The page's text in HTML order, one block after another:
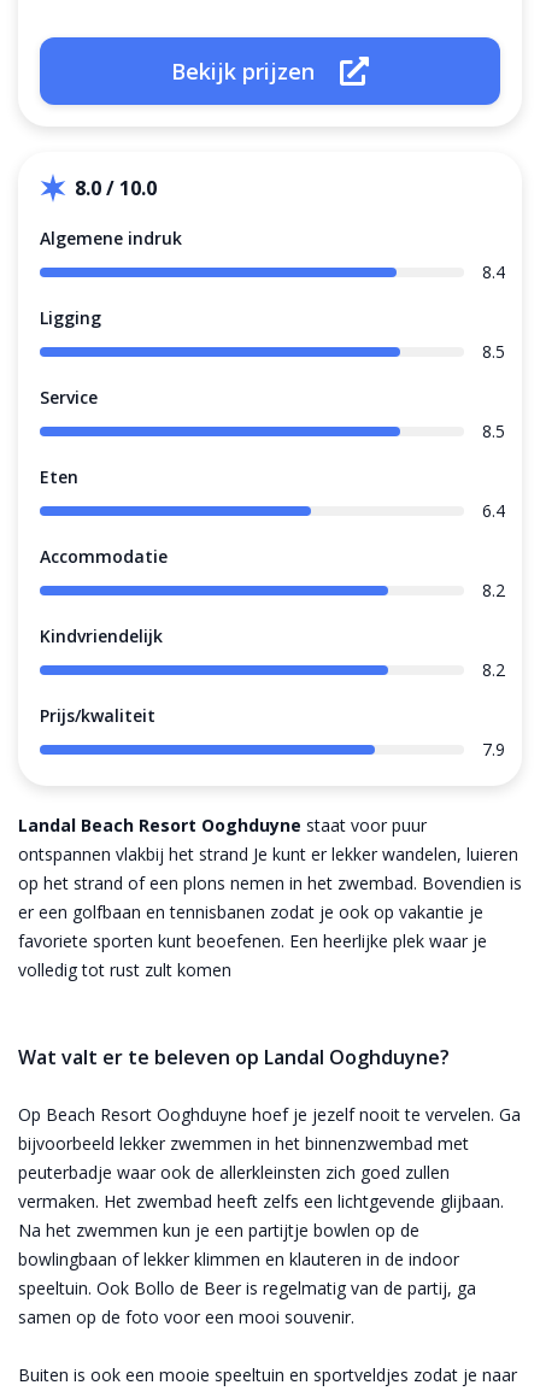
Landal Beach Resort Ooghduyne staat voor puur
ontspannen vlakbij het strand Je kunt er lekker wandelen, luieren
op het strand of een plons nemen in het zwembad. Bovendien is
er een golfbaan en tennisbanen zodat je ook op vakantie je
favoriete sporten kunt beoefenen. Een heerlijke plek waar je
volledig tot rust zult komen
Wat valt er te beleven op Landal Ooghduyne?
Op Beach Resort Ooghduyne hoef je jezelf nooit te vervelen. Ga
bijvoorbeeld lekker zwemmen in het binnenzwembad met
peuterbadje waar ook de allerkleinsten zich goed zullen
vermaken. Het zwembad heeft zelfs een lichtgevende glijbaan.
Na het zwemmen kun je een partijtje bowlen op de
bowlingbaan of lekker klimmen en klauteren in de indoor
speeltuin. Ook Bollo de Beer is regelmatig van de partij, ga
samen op de foto voor een mooi souvenir.
Buiten is ook een mooie speeltuin en sportveldjes zodat je naar
Bekijk prijzen
8.0 / 10.0
Algemene indruk
8.4
Ligging
8.5
Service
8.5
Eten
6.4
Accommodatie
8.2
Kindvriendelijk
8.2
Prijs/kwaliteit
7.9